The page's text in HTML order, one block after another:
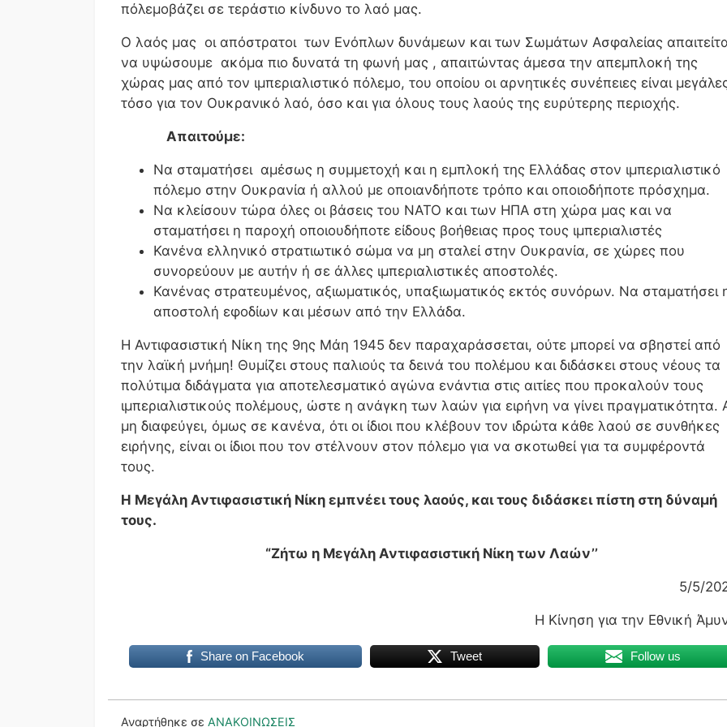
πόλεμοβάζει σε τεράστιο κίνδυνο το λαό μας.
Ο λαός μας οι απόστρατοι των Ενόπλων δυνάμεων και των Σωμάτων Ασφαλείας
να υψώσουμε ακόμα πιο δυνατά τη φωνή μας , απαιτώντας άμεσα την απεμπλοκή της
χώρας μας από τον ιμπεριαλιστικό πόλεμο, του οποίου οι αρνητικές συνέπειες είναι
τόσο για τον Ουκρανικό λαό, όσο και για όλους τους λαούς της ευρύτερης περιοχής.
Απαιτούμε:
Να σταματήσει αμέσως η συμμετοχή και η εμπλοκή της Ελλάδας στον ιμπεριαλιστικό
πόλεμο στην Ουκρανία ή αλλού με οποιανδήποτε τρόπο και οποιοδήποτε πρόσχημα.
Να κλείσουν τώρα όλες οι βάσεις του ΝΑΤΟ και των ΗΠΑ στη χώρα μας και να
σταματήσει η παροχή οποιουδήποτε είδους βοήθειας προς τους ιμπεριαλιστές
Κανένα ελληνικό στρατιωτικό σώμα να μη σταλεί στην Ουκρανία, σε χώρες που
συνορεύουν με αυτήν ή σε άλλες ιμπεριαλιστικές αποστολές.
Κανένας στρατευμένος, αξιωματικός, υπαξιωματικός εκτός συνόρων. Να σταματήσει
αποστολή εφοδίων και μέσων από την Ελλάδα.
Η Αντιφασιστική Νίκη της 9ης Μάη 1945 δεν παραχαράσσεται, ούτε μπορεί να σβηστεί από
την λαϊκή μνήμη! Θυμίζει στους παλιούς τα δεινά του πολέμου και διδάσκει στους νέους τα
πολύτιμα διδάγματα για αποτελεσματικό αγώνα ενάντια στις αιτίες που προκαλούν τους
ιμπεριαλιστικούς πολέμους, ώστε η ανάγκη των λαών για ειρήνη να γίνει πραγματικότητα.
μη διαφεύγει, όμως σε κανένα, ότι οι ίδιοι που κλέβουν τον ιδρώτα κάθε λαού σε συνθήκες
ειρήνης, είναι οι ίδιοι που τον στέλνουν στον πόλεμο για να σκοτωθεί για τα συμφέροντά
τους.
Η Μεγάλη Αντιφασιστική Νίκη εμπνέει τους λαούς, και τους διδάσκει πίστη στη δύναμή
τους.
“Ζήτω η Μεγάλη Αντιφασιστική Νίκη των Λαών’’
5/5/
Η Κίνηση για την Εθνική
Share on Facebook Tweet Follow us
Αναρτήθηκε σε ΑΝΑΚΟΙΝΩΣΕΙΣ